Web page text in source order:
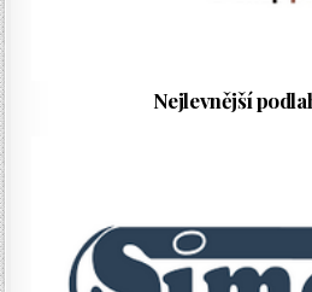
Nejlevnější